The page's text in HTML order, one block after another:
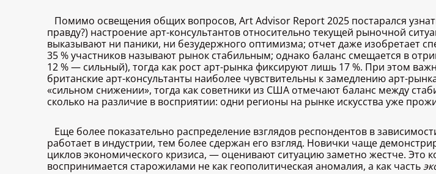
Помимо освещения общих вопросов, Art Advisor Report 2025 постарался
правду?) настроение арт-консультантов относительно текущей рыночной
выказывают ни паники, ни безудержного оптимизма; отчет даже изобретает
35 % участников называют рынок стабильным; однако баланс смещается в
12 % — сильный), тогда как рост арт-рынка фиксируют лишь 17 %. При этом
британские арт-консультанты наиболее чувствительны к замедлению арт-
«сильном снижении», тогда как советники из США отмечают баланс между
сколько на различие в восприятии: одни регионы на рынке искусства уже
Еще более показательно распределение взглядов респондентов в
работает в индустрии, тем более сдержан его взгляд. Новички чаще
циклов экономического кризиса, — оценивают ситуацию заметно жестче. Это
воспринимается старожилами не как геополитическая аномалия, а как часть